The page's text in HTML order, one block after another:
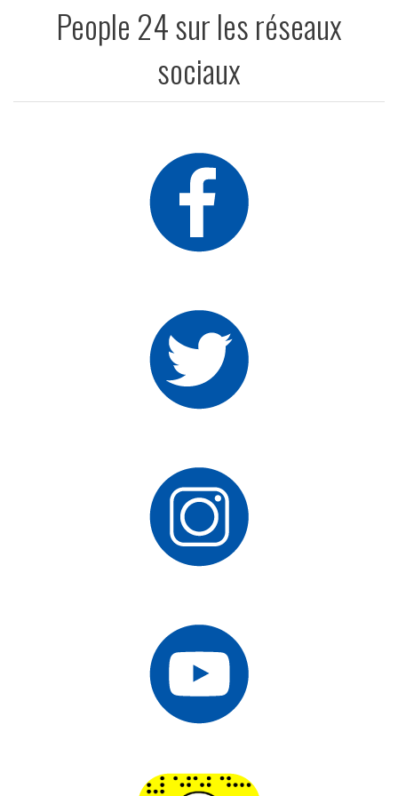
People 24 sur les réseaux
sociaux